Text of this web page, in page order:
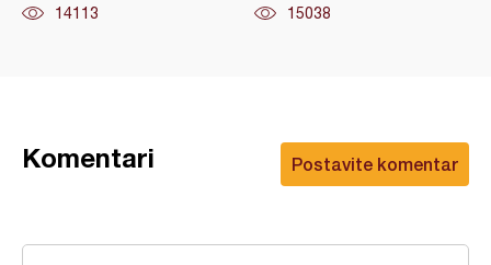
14113 15038
Postavite komentar
Komentari